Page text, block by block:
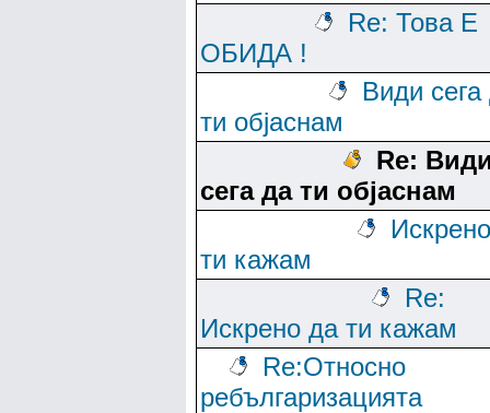
Re: Това Е
ОБИДА !
Види сега
ти објаснам
Re:
сега да ти објаснам
ти кажам
Re:
Искрено да ти кажам
Re:Относно
ребългаризацията